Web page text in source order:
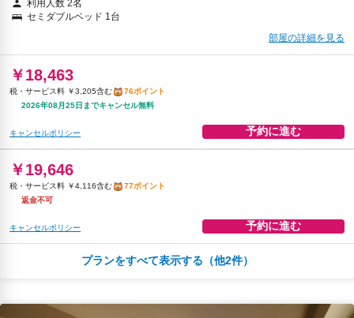
利用人数 2名
セミダブルベッド 1台
部屋の詳細を見る
￥18,463
税・サービス料 ￥3,205含む
76ポイント
2026年08月25日までキャンセル無料
キャンセルポリシー 予約に進む
￥19,646
税・サービス料 ￥4,116含む
77ポイント
返金不可
キャンセルポリシー 予約に進む
税・サービス料 ￥3,819含む
90ポイント
プランをすべて表示する（他2件）